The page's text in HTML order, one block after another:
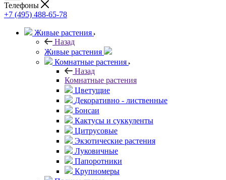
Телефоны
+7 (495) 488-65-78
Живые растения
Назад
Живые растения
Комнатные растения
Назад
Комнатные растения
Цветущие
Декоративно - лиственные
Бонсаи
Кактусы и суккуленты
Цитрусовые
Экзотические растения
Луковичные
Папоротники
Крупномеры